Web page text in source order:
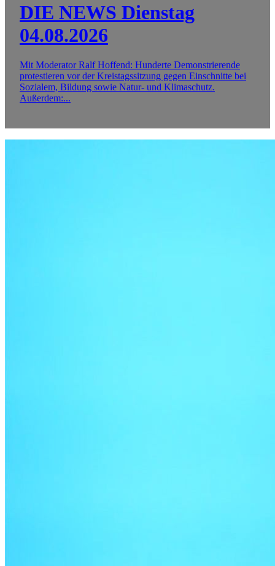
DIE NEWS Dienstag
04.08.2026
Mit Moderator Ralf Hoffend: Hunderte Demonstrierende
protestieren vor der Kreistagssitzung gegen Einschnitte bei
Sozialem, Bildung sowie Natur- und Klimaschutz.
Außerdem:...